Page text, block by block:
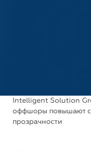
Intelligent Solution
оффшоры повышают
прозрачности